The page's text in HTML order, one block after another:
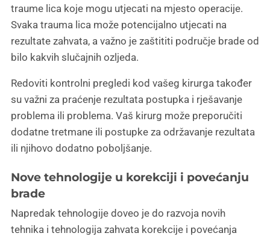
traume lica koje mogu utjecati na mjesto operacije.
Svaka trauma lica može potencijalno utjecati na
rezultate zahvata, a važno je zaštititi područje brade od
bilo kakvih slučajnih ozljeda.
Redoviti kontrolni pregledi kod vašeg kirurga također
su važni za praćenje rezultata postupka i rješavanje
problema ili problema. Vaš kirurg može preporučiti
dodatne tretmane ili postupke za održavanje rezultata
ili njihovo dodatno poboljšanje.
Nove tehnologije u korekciji i povećanju
brade
Napredak tehnologije doveo je do razvoja novih
tehnika i tehnologija zahvata korekcije i povećanja